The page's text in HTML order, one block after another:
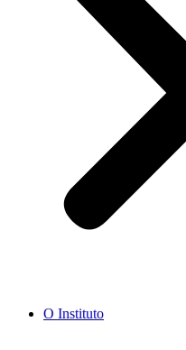
O Instituto